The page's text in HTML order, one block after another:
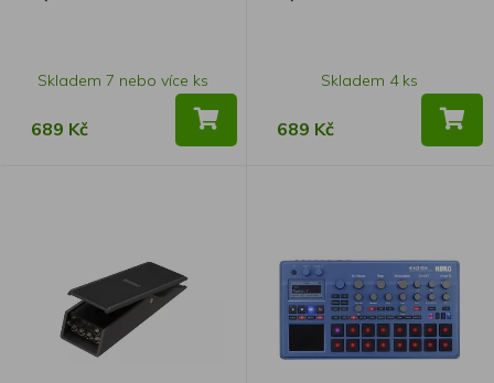
Skladem 7 nebo více ks
689 Kč
Skladem 4 ks
689 Kč